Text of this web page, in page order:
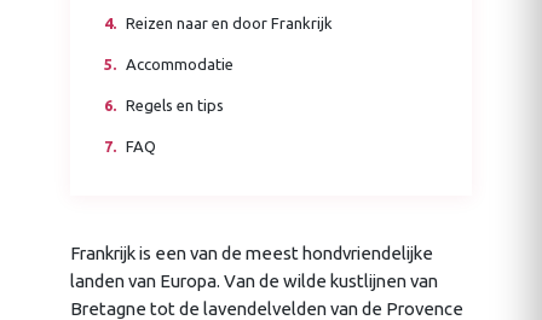
Reizen naar en door Frankrijk
Accommodatie
Regels en tips
FAQ
Frankrijk is een van de meest hondvriendelijke
landen van Europa. Van de wilde kustlijnen van
Bretagne tot de lavendelvelden van de Provence